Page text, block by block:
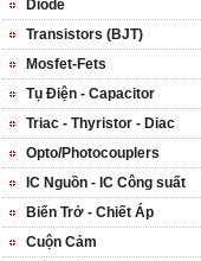
Diode
Transistors (BJT)
Mosfet-Fets
Tụ Điện - Capacitor
Triac - Thyristor - Diac
Opto/Photocouplers
IC Nguồn - IC Công suất
Biến Trở - Chiết Áp
Cuộn Cảm